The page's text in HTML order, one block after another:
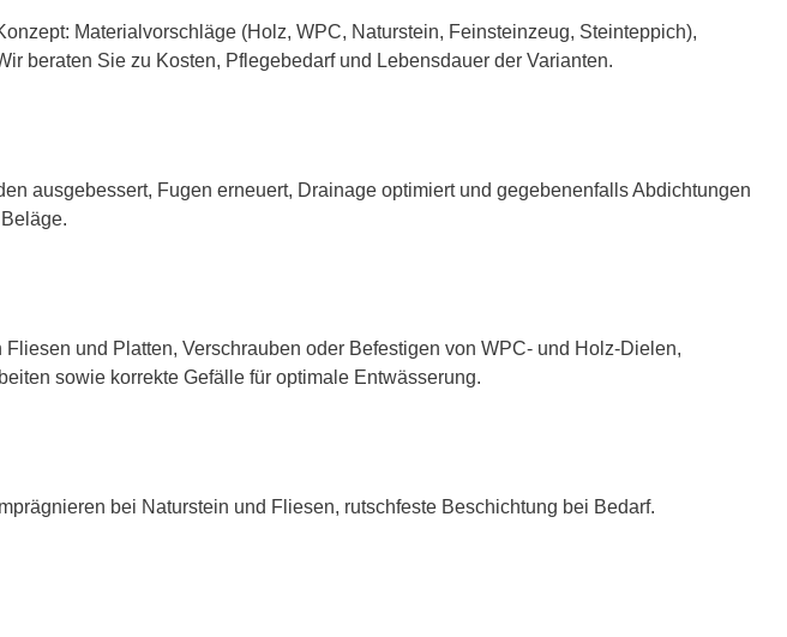
Materialvorschläge (Holz, WPC, Naturstein, Feinsteinzeug, Steinteppich),
beraten Sie zu Kosten, Pflegebedarf und Lebensdauer der Varianten.
ausgebessert, Fugen erneuert, Drainage optimiert und gegebenenfalls Abdichtungen
und Platten, Verschrauben oder Befestigen von WPC- und Holz-Dielen,
sowie korrekte Gefälle für optimale Entwässerung.
bei Naturstein und Fliesen, rutschfeste Beschichtung bei Bedarf.